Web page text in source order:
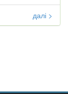
далі >